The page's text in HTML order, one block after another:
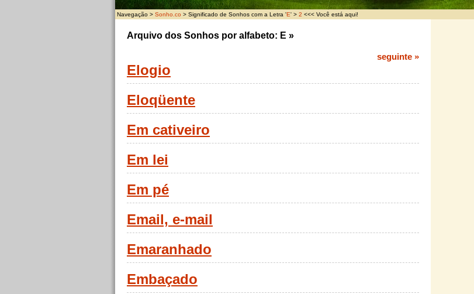
Navegação > Sonho.co > Significado de Sonhos com a Letra 'E' > 2 <<< Você está aqui!
Arquivo dos Sonhos por alfabeto: E »
seguinte »
Elogio
Eloqüente
Em cativeiro
Em lei
Em pé
Email, e-mail
Emaranhado
Embaçado